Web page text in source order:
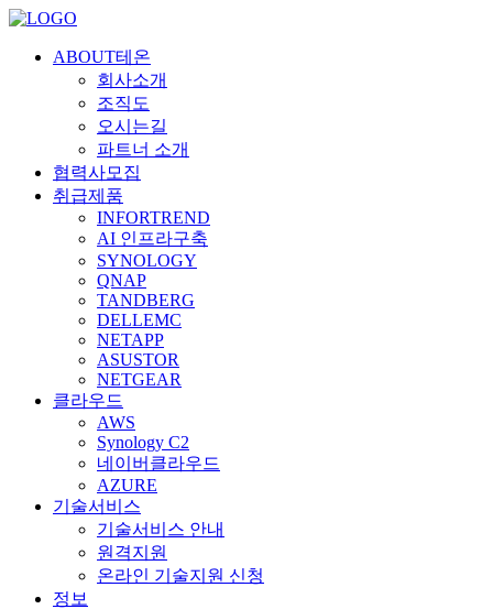
ABOUT테온
회사소개
조직도
오시는길
파트너 소개
협력사모집
취급제품
INFORTREND
AI 인프라구축
SYNOLOGY
QNAP
TANDBERG
DELLEMC
NETAPP
ASUSTOR
NETGEAR
클라우드
AWS
Synology C2
네이버클라우드
AZURE
기술서비스
기술서비스 안내
원격지원
온라인 기술지원 신청
정보